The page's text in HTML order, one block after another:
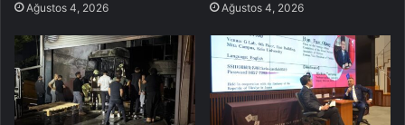
Ağustos 4, 2026 Ağustos 4, 2026